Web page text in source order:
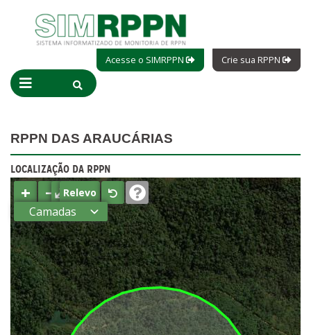
Acesse o SIMRPPN Crie sua RPPN
RPPN DAS ARAUCÁRIAS
LOCALIZAÇÃO DA RPPN
+ −⤢Relevo
Camadas
Estados
Municípios
Terras
indígenas
(FUNAI)
UC Federal